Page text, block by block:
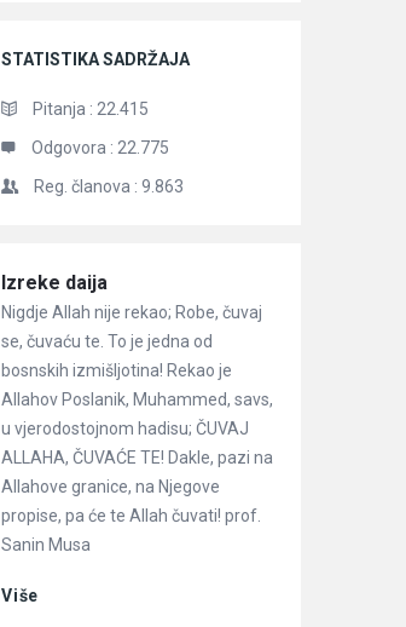
STATISTIKA SADRŽAJA
Pitanja : 22.415
Odgovora : 22.775
Reg. članova : 9.863
Članci
Izreke daija
Nigdje Allah nije rekao; Robe, čuvaj
se, čuvaću te. To je jedna od
bosnskih izmišljotina! Rekao je
Allahov Poslanik, Muhammed, savs,
u vjerodostojnom hadisu; ČUVAJ
ALLAHA, ČUVAĆE TE! Dakle, pazi na
Allahove granice, na Njegove
propise, pa će te Allah čuvati! prof.
Sanin Musa
Više